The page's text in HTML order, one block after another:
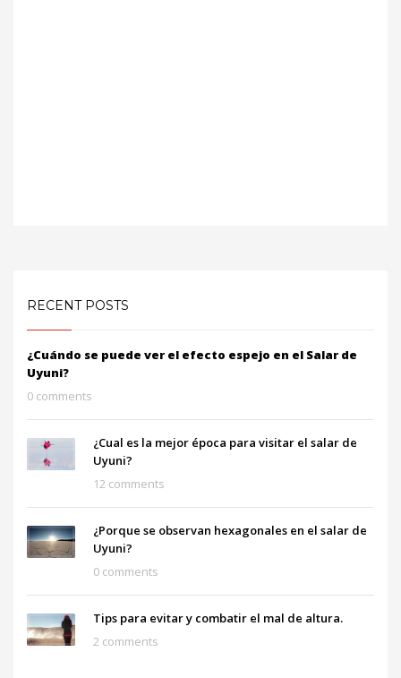
RECENT POSTS
¿Cuándo se puede ver el efecto espejo en el Salar de
Uyuni?
0 comments
¿Cual es la mejor época para visitar el salar de
Uyuni?
12 comments
¿Porque se observan hexagonales en el salar de
Uyuni?
0 comments
Tips para evitar y combatir el mal de altura.
2 comments